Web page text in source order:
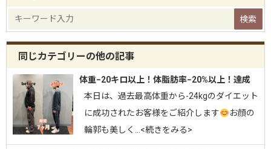
同じカテゴリーの他の記事
体重−20キロ以上！体脂肪率−20%以上！達成
⁡本日は、過去最高体重から-24kgのダイエット
に成功されたお客様をご紹介します
お顔の
輪郭も美しく…<続きをみる>